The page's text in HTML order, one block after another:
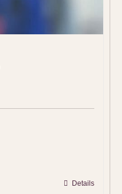
Details